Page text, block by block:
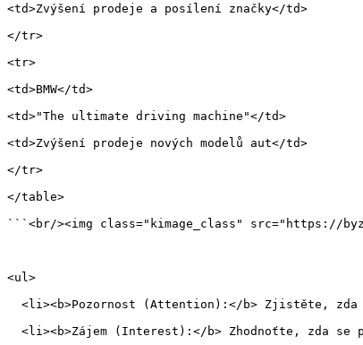
<td>Zvýšení prodeje a posílení značky</td>
</tr>
<tr>
<td>BMW</td>
<td>"The ultimate driving machine"</td>
<td>Zvýšení prodeje nových modelů aut</td>
</tr>
</table>
```<br/><img class="kimage_class" src="https://
<ul>
<li><b>Pozornost (Attention):</b> Zjistěte,
<li><b>Zájem (Interest):</b> Zhodnoťte, zda se